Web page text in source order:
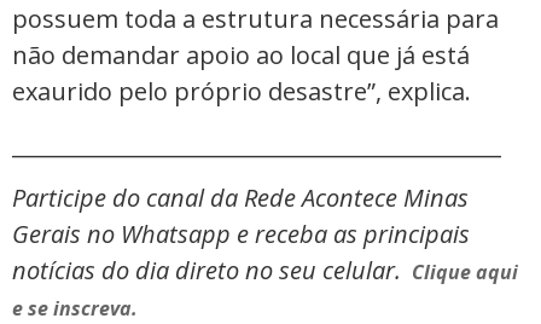
possuem toda a estrutura necessária para
não demandar apoio ao local que já está
exaurido pelo próprio desastre”, explica.
Participe do canal da Rede Acontece Minas
Gerais no Whatsapp e receba as principais
notícias do dia direto no seu celular. Clique aqui
e se inscreva.